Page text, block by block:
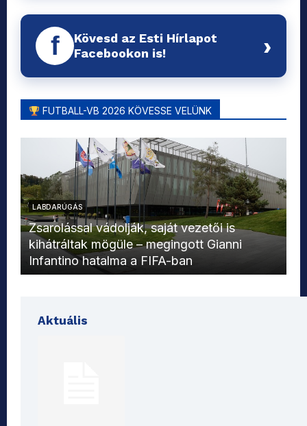
f
Kövesd az Esti Hírlapot
Facebookon is!
›
FUTBALL-VB 2026 KÖVESSE VELÜNK
LABDARÚGÁS
Zsarolással vádolják, saját vezetői is
kihátráltak mögüle – megingott Gianni
Infantino hatalma a FIFA-ban
Aktuális